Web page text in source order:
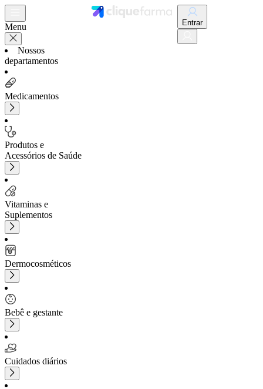
Menu
Nossos
departamentos
Medicamentos
Produtos e
Acessórios de Saúde
Vitaminas e
Suplementos
Dermocosméticos
Bebê e gestante
Cuidados diários
Entrar